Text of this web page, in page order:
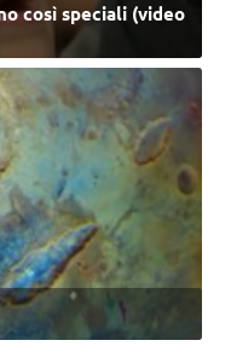
così speciali (video